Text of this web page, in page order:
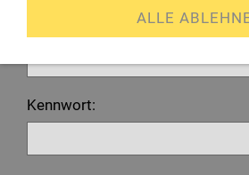
E-Mail oder Kundennummer:
Kennwort:
ALLE